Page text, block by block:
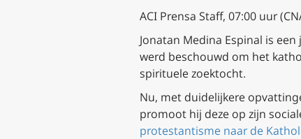
ACI Prensa Staff, 07:00 uur
Jonatan Medina Espinal is
werd beschouwd om het
spirituele zoektocht.
Nu, met duidelijkere
promoot hij deze op zijn
protestantisme naar de